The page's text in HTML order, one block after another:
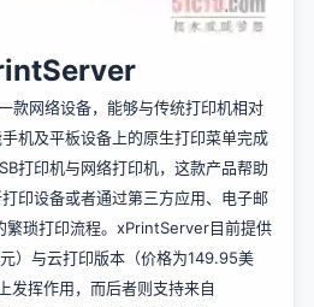
网络设备，能够与传统打印机相对
机及平板设备上的原生打印菜单完成
打印机与网络打印机，这款产品帮助
印设备或者通过第三方应用、电子邮
繁琐打印流程。xPrintServer目前提供
）与云打印版本（价格为149.95美
发挥作用，而后者则支持来自